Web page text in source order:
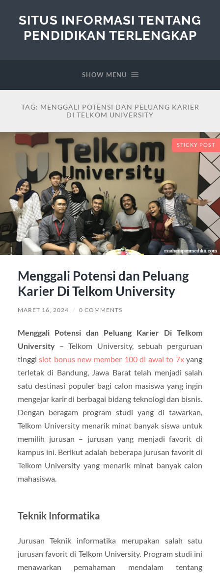
SITUS INFORMASI TENTANG
PENDIDIKAN TERLENGKAP
SHOW MENU
TAG: MENGGALI POTENSI DAN PELUANG KARIER
DI TELKOM UNIVERSITY
STICKY POST
Menggali Potensi dan Peluang
Karier Di Telkom University
MARET 16, 2024 / 0 COMMENTS
Menggali Potensi dan Peluang Karier Di Telkom
University– Telkom University, sebuah perguruan
tinggislot bonus new member 100 di awal to 7xyang
terletak di Bandung, Jawa Barat telah menjadi salah
satu destinasi populer bagi calon masiswa yang ingin
mengejar karir di berbagai bidang teknologi dan bisnis.
Dengan beragam program studi yang di tawarkan,
Telkom University menarik minat banyak siswa untuk
memilih jurusan – jurusan yang menjadi favorit di
kampus ini. Berikut adalah beberapa jurusan favorit di
Telkom University yang menarik minat banyak calon
mahasiswa.
Teknik Informatika
Jurusan Teknik informatika merupakan salah satu
jurusan favorit di Telkom University. Program studi ini
menawarkan pemahaman mendalam tentang